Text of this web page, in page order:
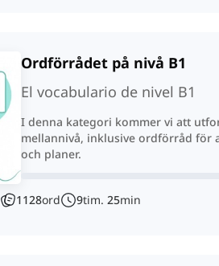
Ordförrådet på nivå B1
El vocabulario de nivel B1
I denna kategori kommer vi att
mellannivå, inklusive ordförråd för
och planer.
1128ord 9tim. 25min